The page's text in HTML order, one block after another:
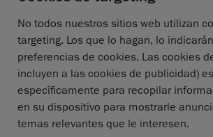
No todos nuestros sitios web utilizan
targeting. Los que lo hagan, lo
preferencias de cookies. Las cookies
incluyen a las cookies de publicidad)
específicamente para recopilar
en su dispositivo para mostrarle
temas relevantes que le interesen.